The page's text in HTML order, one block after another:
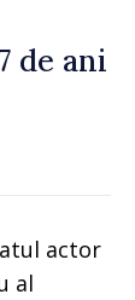
de ani
actor
al